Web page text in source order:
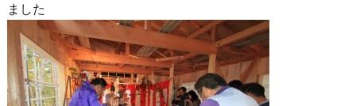
ました